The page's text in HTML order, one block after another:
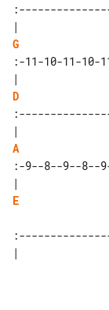
G
:-11-10-11-10-
D
A
:-9--8--9--8--
E
|